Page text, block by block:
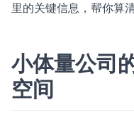
里的关键信息，帮你算
小体量公司
空间